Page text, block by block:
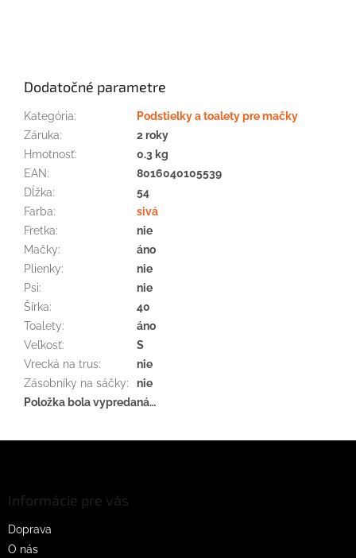
Dodatočné parametre
Kategória:
Podstielky a toalety pre mačky
Záruka:
2 roky
Hmotnosť:
0.3 kg
EAN:
8016040105539
Dĺžka:
54
Farba:
sivá
Fretka:
nie
Mačky:
áno
Plienky:
nie
Psi:
nie
Šírka:
40
Toalety:
áno
Veľkosť:
S
Vrecká na trus:
nie
Zásobníky na sáčky:
nie
Položka bola vypredaná…
Informácie pre vás
Doprava
O nás